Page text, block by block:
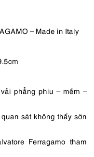
₫.
– Made in Italy
phẳng phiu – mềm –
sát không thấy sờn
Ferragamo tham